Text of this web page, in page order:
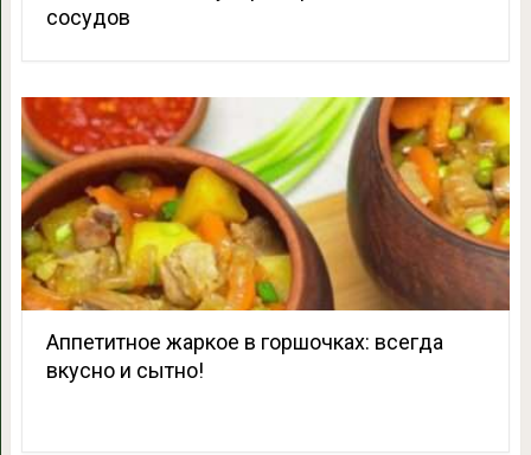
сосудов
Аппетитное жаркое в горшочках: всегда
вкусно и сытно!